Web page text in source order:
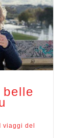
I viaggi del